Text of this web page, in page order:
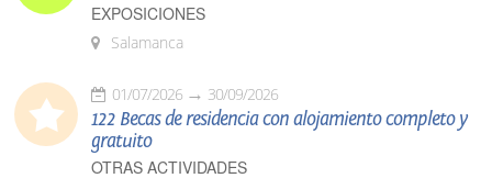
EXPOSICIONES
Salamanca
01/07/2026 30/09/2026
122 Becas de residencia con alojamiento completo y
gratuito
OTRAS ACTIVIDADES